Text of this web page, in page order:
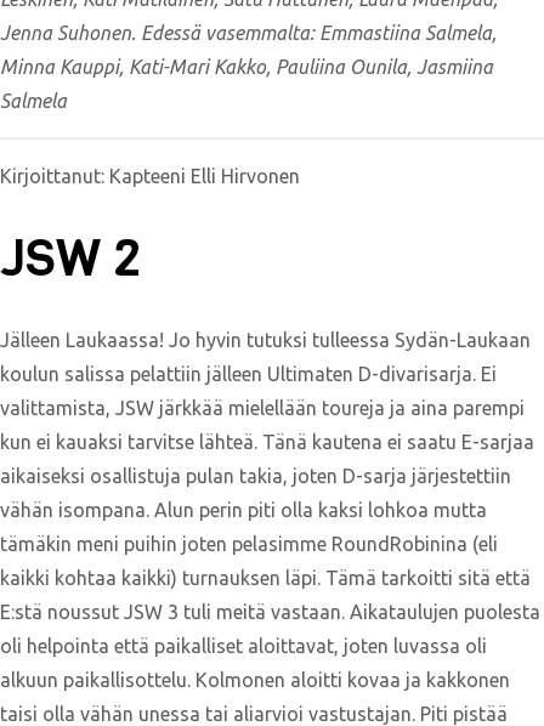
Jenna Suhonen. Edessä vasemmalta: Emmastiina Salmela,
Minna Kauppi, Kati-Mari Kakko, Pauliina Ounila, Jasmiina
Salmela
Kirjoittanut: Kapteeni Elli Hirvonen
JSW 2
Jälleen Laukaassa! Jo hyvin tutuksi tulleessa Sydän-Laukaan
koulun salissa pelattiin jälleen Ultimaten D-divarisarja. Ei
valittamista, JSW järkkää mielellään toureja ja aina parempi
kun ei kauaksi tarvitse lähteä. Tänä kautena ei saatu E-sarjaa
aikaiseksi osallistuja pulan takia, joten D-sarja järjestettiin
vähän isompana. Alun perin piti olla kaksi lohkoa mutta
tämäkin meni puihin joten pelasimme RoundRobinina (eli
kaikki kohtaa kaikki) turnauksen läpi. Tämä tarkoitti sitä että
E:stä noussut JSW 3 tuli meitä vastaan. Aikataulujen puolesta
oli helpointa että paikalliset aloittavat, joten luvassa oli
alkuun paikallisottelu. Kolmonen aloitti kovaa ja kakkonen
taisi olla vähän unessa tai aliarvioi vastustajan. Piti pistää